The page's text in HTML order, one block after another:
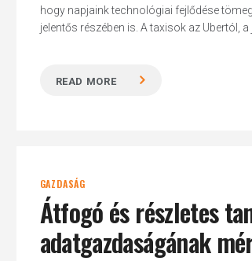
hogy napjaink technológiai fejlődése
jelentős részében is. A taxisok az Ubertól,
READ MORE
GAZDASÁG
Átfogó és részletes
adatgazdaságának